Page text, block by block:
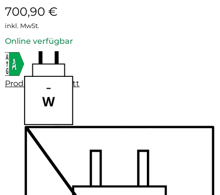
700,90 €
inkl. MwSt.
Online verfügbar
Produktdatenblatt